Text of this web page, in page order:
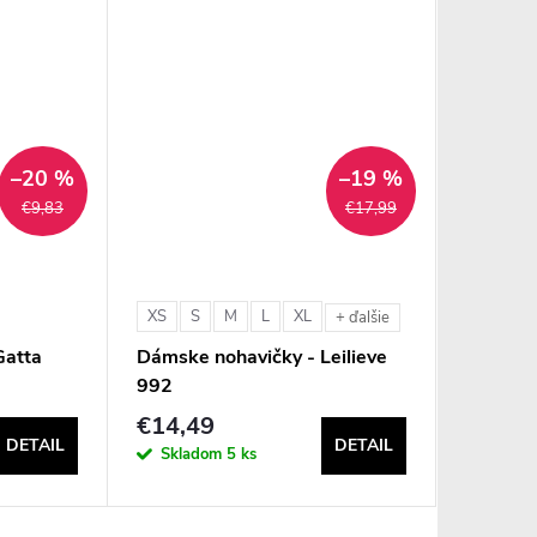
€9,83
–20 %
DETAIL
€17,99
–19 %
XS S M L XL + ďalšie
Dámske nohavičky - Leilieve
992
€14,49
Skladom 5 ks DETAIL